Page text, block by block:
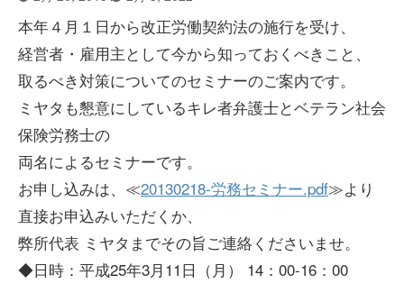
本年４月１日から改正労働契約法の施行を受け、
経営者・雇用主として今から知っておくべきこと、
取るべき対策についてのセミナーのご案内です。
ミヤタも懇意にしているキレ者弁護士とベテラン社会
保険労務士の
両名によるセミナーです。
お申し込みは、≪20130218-労務セミナー.pdf≫より
直接お申込みいただくか、
弊所代表 ミヤタまでその旨ご連絡くださいませ。
◆日時：平成25年3月11日（月） 14：00-16：00